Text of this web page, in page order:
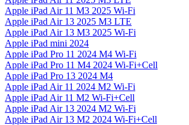
Apple iPad Air 11 M3 2025 Wi-Fi
Apple iPad Air 13 2025 M3 LTE
Apple iPad Air 13 M3 2025 Wi-Fi
Apple iPad mini 2024
Apple iPad Pro 11 2024 M4 Wi-Fi
Apple iPad Pro 11 M4 2024 Wi-Fi+Cell
Apple iPad Pro 13 2024 M4
Apple iPad Air 11 2024 M2 Wi-Fi
Apple iPad Air 11 M2 Wi-Fi+Cell
Apple iPad Air 13 2024 M2 Wi-Fi
Apple iPad Air 13 M2 2024 Wi-Fi+Cell